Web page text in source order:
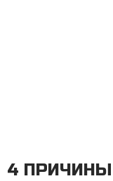
4